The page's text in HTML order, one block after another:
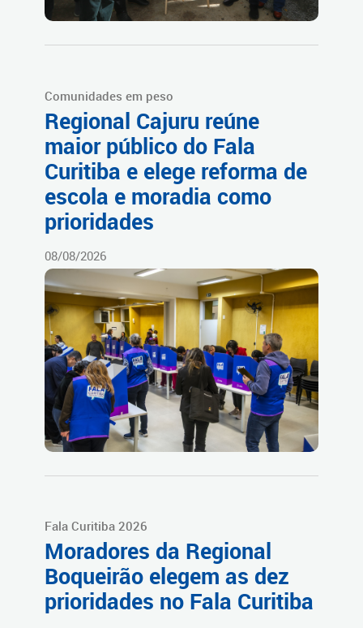
Comunidades em peso
Regional Cajuru reúne
maior público do Fala
Curitiba e elege reforma de
escola e moradia como
prioridades
08/08/2026
Fala Curitiba 2026
Moradores da Regional
Boqueirão elegem as dez
prioridades no Fala Curitiba